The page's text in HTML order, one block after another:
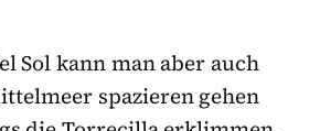
Sol kann man aber auch
spazieren gehen